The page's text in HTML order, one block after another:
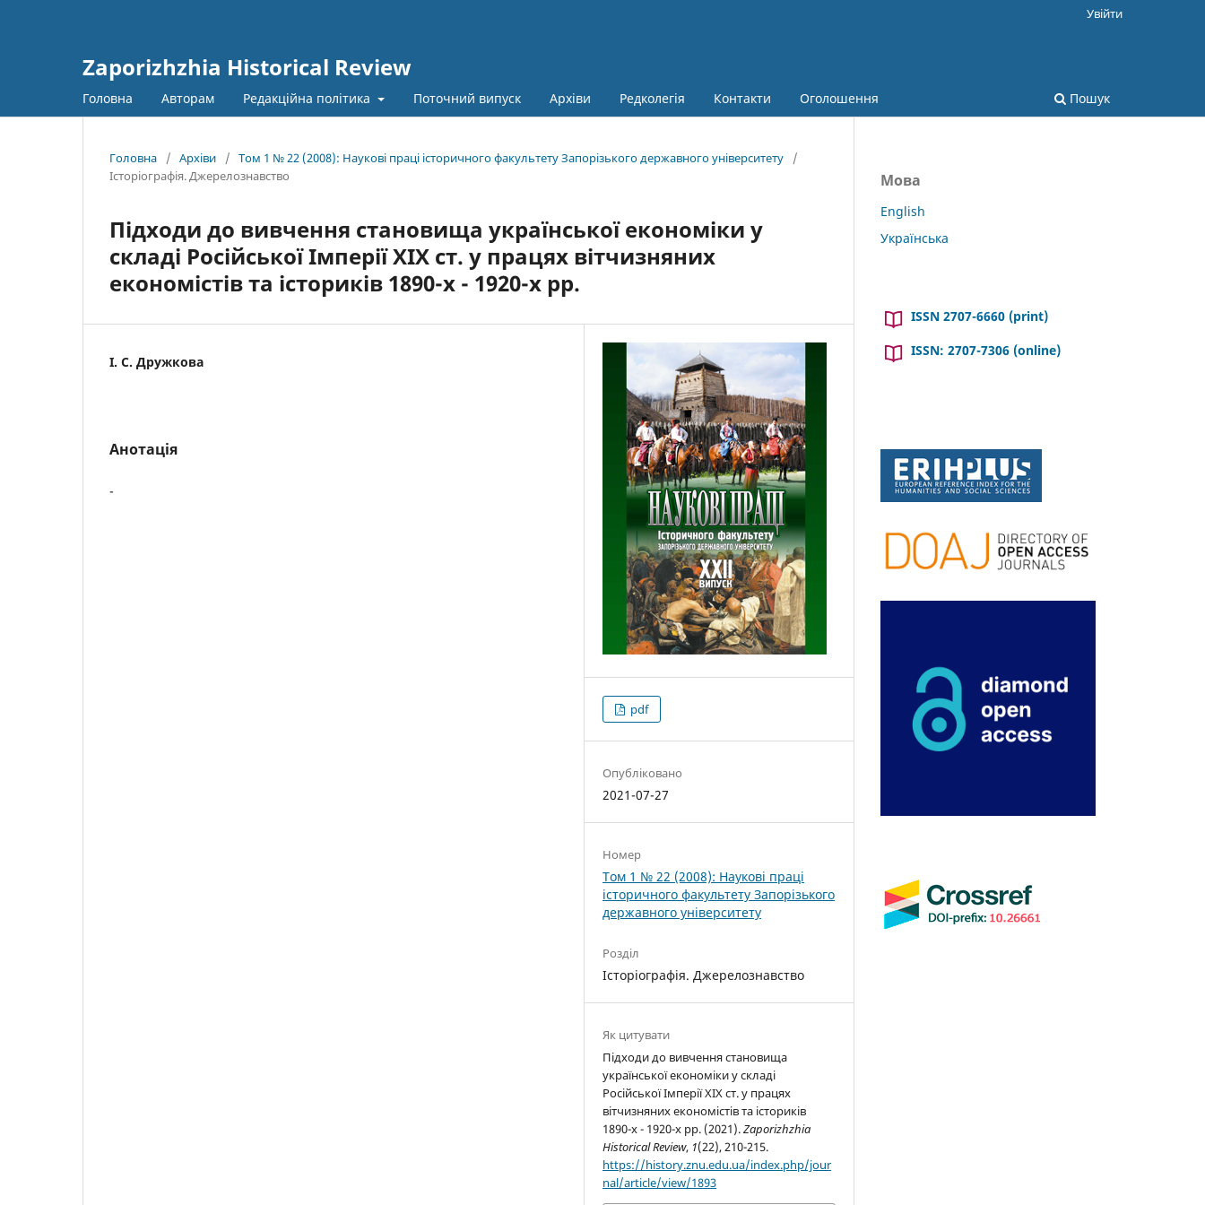
Zaporizhzhia Historical Review
Головна Авторам Редакційна політика Поточний випуск Архіви Редколегія Контакти Оголошення Пошук
Увійти
Головна / Архіви / Том 1 № 22 (2008): Наукові праці історичного факультету Запорізького державного університету
/
Історіографія. Джерелознавство
Підходи до вивчення становища української економіки у
складі Російської Імперії ХІХ ст. у працях вітчизняних
економістів та істориків 1890-х - 1920-х рр.
І. С. Дружкова
Анотація
-
pdf
Опубліковано
2021-07-27
Номер
Том 1 № 22 (2008): Наукові праці
історичного факультету Запорізького
державного університету
Розділ
Історіографія. Джерелознавство
Як цитувати
Підходи до вивчення становища
української економіки у складі
Російської Імперії ХІХ ст. у працях
вітчизняних економістів та істориків
1890-х - 1920-х рр. (2021).Zaporizhzhia
Historical Review, 1(22), 210-215.
https://history.znu.edu.ua/index.php/jour
nal/article/view/1893
Мова
English
Українська
ISSN 2707-6660 (print)
ISSN: 2707-7306 (online)